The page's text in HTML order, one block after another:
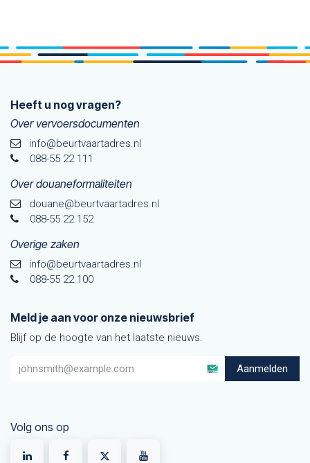
Heeft u nog vragen?
Over vervoersdocumenten
info@beurtvaartadres.nl
088-55 22 111
Over douaneformaliteiten
douane@beurtvaarta​dres.nl
088-55 22 152
Overige zaken
info@beurtvaartadres.nl
088-55 22 100
Meld je aan voor onze nieuwsbrief
Blijf op de hoogte van het laatste nieuws.
Aanmelden
Volg ons op